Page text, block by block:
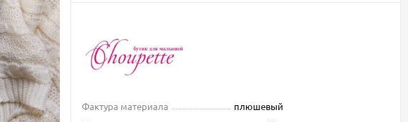
Фактура материала
плюшевый